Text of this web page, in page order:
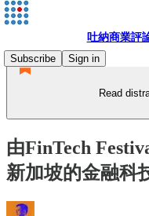
吐納商業評
Subscribe
Sign in
Read
由FinTech
新加坡的金融科